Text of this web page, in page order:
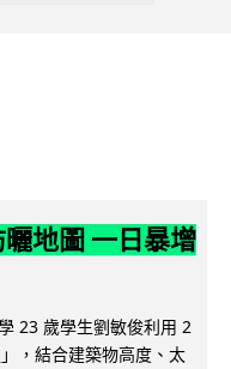
地圖 一日暴增
23 歲學生劉敏俊利用 2
，結合建築物高度、太